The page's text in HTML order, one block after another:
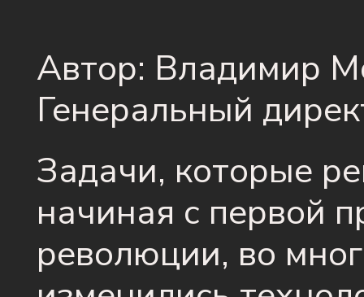
Автор: Владимир
Генеральный
Задачи, которые
начиная с первой
революции, во